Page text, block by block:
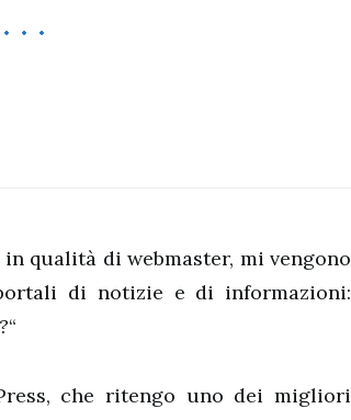
qualità di webmaster, mi vengono
di notizie e di informazioni:
“
che ritengo uno dei migliori